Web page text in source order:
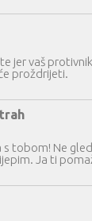
jer vaš
proždrijeti.
s tobom! Ne
Ja ti